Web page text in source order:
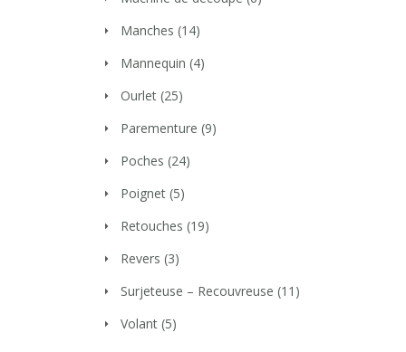
Manches (14)
Mannequin (4)
Ourlet (25)
Parementure (9)
Poches (24)
Poignet (5)
Retouches (19)
Revers (3)
Surjeteuse – Recouvreuse (11)
Volant (5)